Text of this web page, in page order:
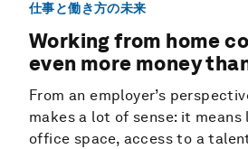
仕事と働き方の未来
Working from home
even more money
From an employer’s
makes a lot of sense: it means
office space, access to a